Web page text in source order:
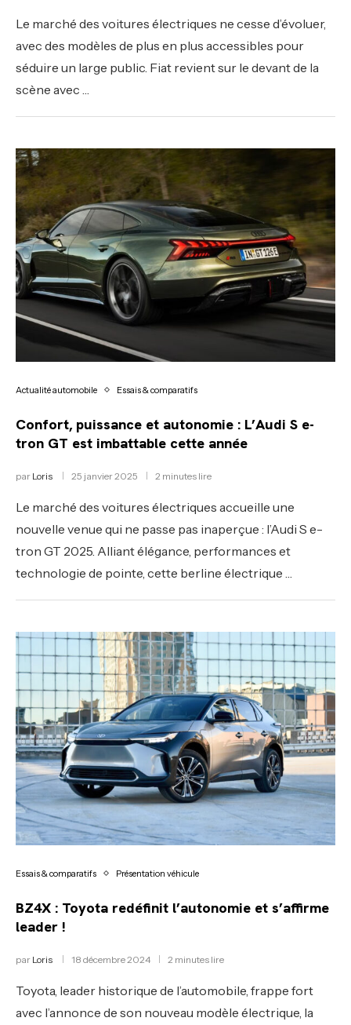
Le marché des voitures électriques ne cesse d’évoluer,
avec des modèles de plus en plus accessibles pour
séduire un large public. Fiat revient sur le devant de la
scène avec …
Actualité automobile Essais & comparatifs
Confort, puissance et autonomie : L’Audi S e-
tron GT est imbattable cette année
par Loris 25 janvier 2025 2 minutes lire
Le marché des voitures électriques accueille une
nouvelle venue qui ne passe pas inaperçue : l’Audi S e-
tron GT 2025. Alliant élégance, performances et
technologie de pointe, cette berline électrique …
Essais & comparatifs Présentation véhicule
BZ4X : Toyota redéfinit l’autonomie et s’affirme
leader !
par Loris 18 décembre 2024 2 minutes lire
Toyota, leader historique de l’automobile, frappe fort
avec l’annonce de son nouveau modèle électrique, la